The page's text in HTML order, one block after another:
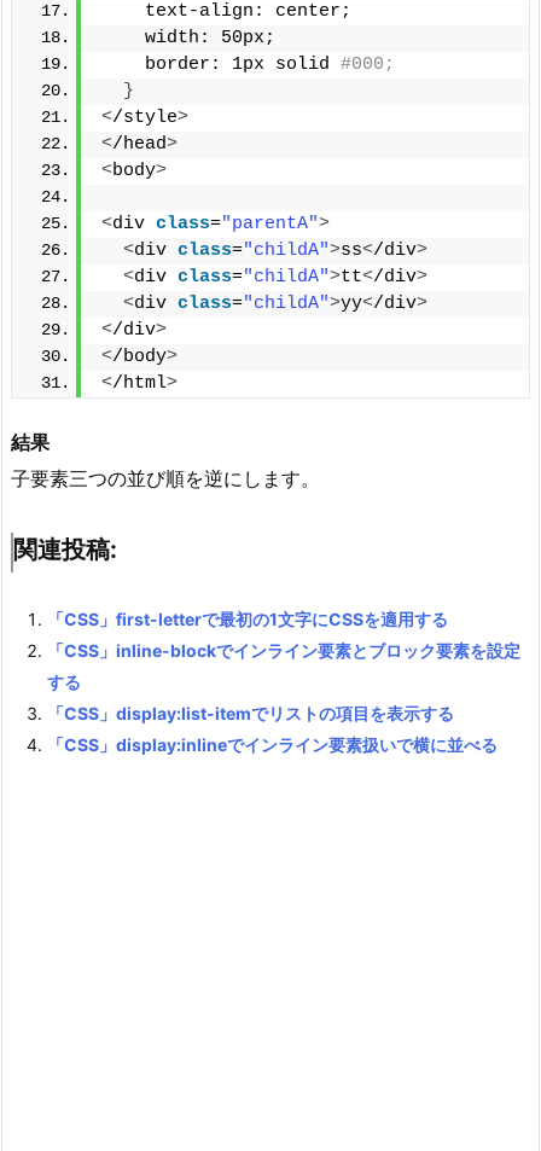
    text-align: center;
    width: 50px;
    border: 1px solid
#000;
}
</style>
</head>
<body>
<div class="parentA">
<div class="childA">ss</div>
<div class="childA">tt</div>
<div class="childA">yy</div>
</div>
</body>
</html>
結果
子要素三つの並び順を逆にします。
関連投稿:
「CSS」first-letterで最初の1文字にCSSを適用する
「CSS」inline-blockでインライン要素とブロック要素を設定
する
「CSS」display:list-itemでリストの項目を表示する
「CSS」display:inlineでインライン要素扱いで横に並べる